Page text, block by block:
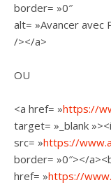
border= »0″
alt= »Avancer avec
/></a>
OU
<a href= »https://
target= »_blank
src= »https://
border= »0″></
href= »https://